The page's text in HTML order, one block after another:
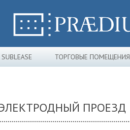
SUBLEASE ТОРГОВЫЕ ПОМЕЩЕНИЯ
ПРОЕЗД